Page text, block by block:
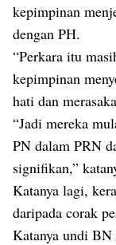
kepimpinan
dengan PH.
“Perkara itu
kepimpinan
hati dan
“Jadi mereka
PN dalam PRN
signifikan,”
Katanya lagi,
daripada corak
Katanya undi